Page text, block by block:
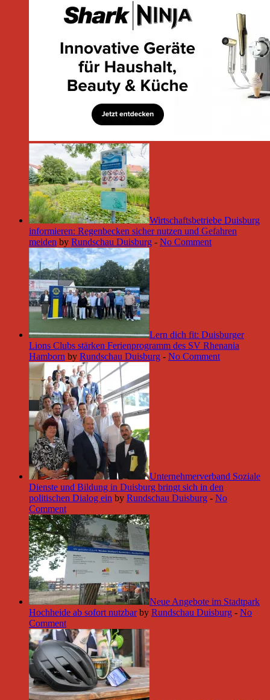
Wirtschaftsbetriebe Duisburg
informieren: Regenbecken sicher nutzen und Gefahren
meiden by Rundschau Duisburg - No Comment
Lern dich fit: Duisburger
Lions Clubs stärken Ferienprogramm des SV Rhenania
Hamborn by Rundschau Duisburg - No Comment
Unternehmerverband Soziale
Dienste und Bildung in Duisburg bringt sich in den
politischen Dialog ein by Rundschau Duisburg - No
Comment
Neue Angebote im Stadtpark
Hochheide ab sofort nutzbar by Rundschau Duisburg - No
Comment